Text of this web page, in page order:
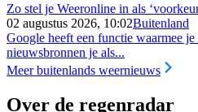
Zo stel je Weeronline in als
02 augustus 2026, 10:02Buitenland
Google heeft een functie waarmee
nieuwsbronnen je als...
Meer buitenlands weernieuws
Over de regenradar